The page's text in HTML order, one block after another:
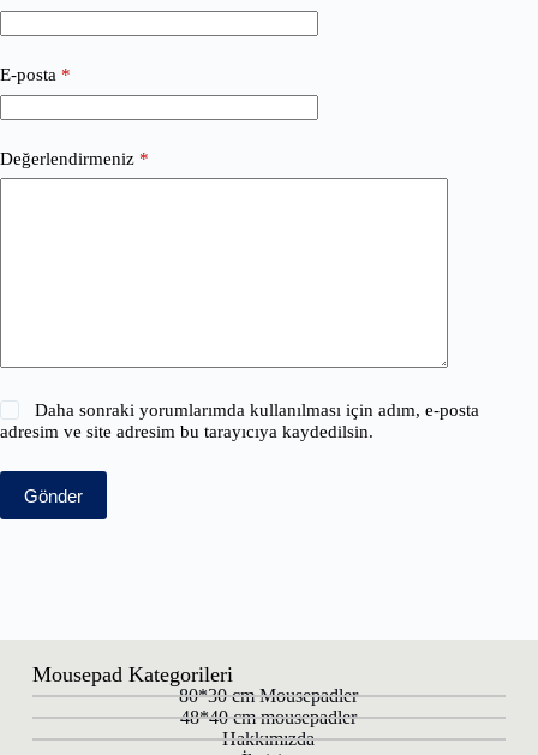
E-posta *
Değerlendirmeniz *
Daha sonraki yorumlarımda kullanılması için adım, e-posta
adresim ve site adresim bu tarayıcıya kaydedilsin.
Gönder
Mousepad Kategorileri
80*30 cm Mousepadler
48*40 cm mousepadler
Hakkımızda